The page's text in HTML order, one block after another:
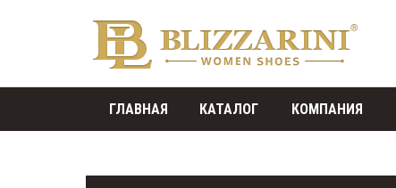
ГЛАВНАЯ КАТАЛОГ КОМПАНИЯ